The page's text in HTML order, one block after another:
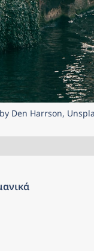
Den Harrson,